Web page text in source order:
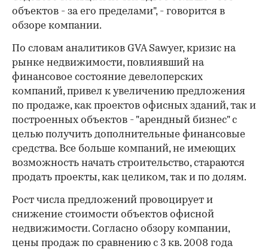
объектов - за его пределами", - говорится в
обзоре компании.
По словам аналитиков GVA Sawyer, кризис на
рынке недвижимости, повлиявший на
финансовое состояние девелоперских
компаний, привел к увеличению предложения
по продаже, как проектов офисных зданий, так и
построенных объектов - "арендный бизнес" с
целью получить дополнительные финансовые
средства. Все больше компаний, не имеющих
возможность начать строительство, стараются
продать проекты, как целиком, так и по долям.
Рост числа предложений провоцирует и
снижение стоимости объектов офисной
недвижимости. Согласно обзору компании,
цены продаж по сравнению с 3 кв. 2008 года